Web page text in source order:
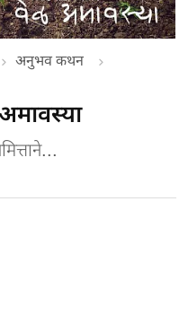
अनुभव कथन